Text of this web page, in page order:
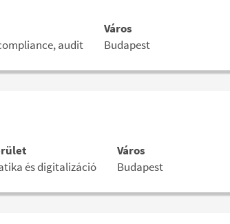
audit
Város
Budapest
és digitalizáció
Város
Budapest